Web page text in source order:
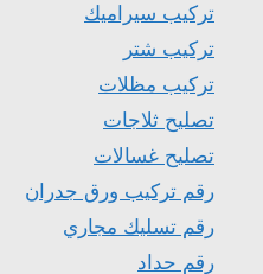
تركيب سيراميك
تركيب شتر
تركيب مظلات
تصليح ثلاجات
تصليح غسالات
رقم تركيب ورق جدران
رقم تسليك مجاري
رقم حداد